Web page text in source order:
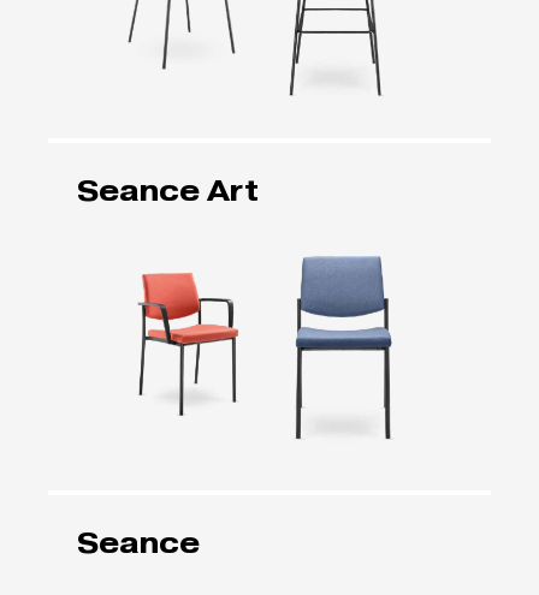
Seance Art
Seance